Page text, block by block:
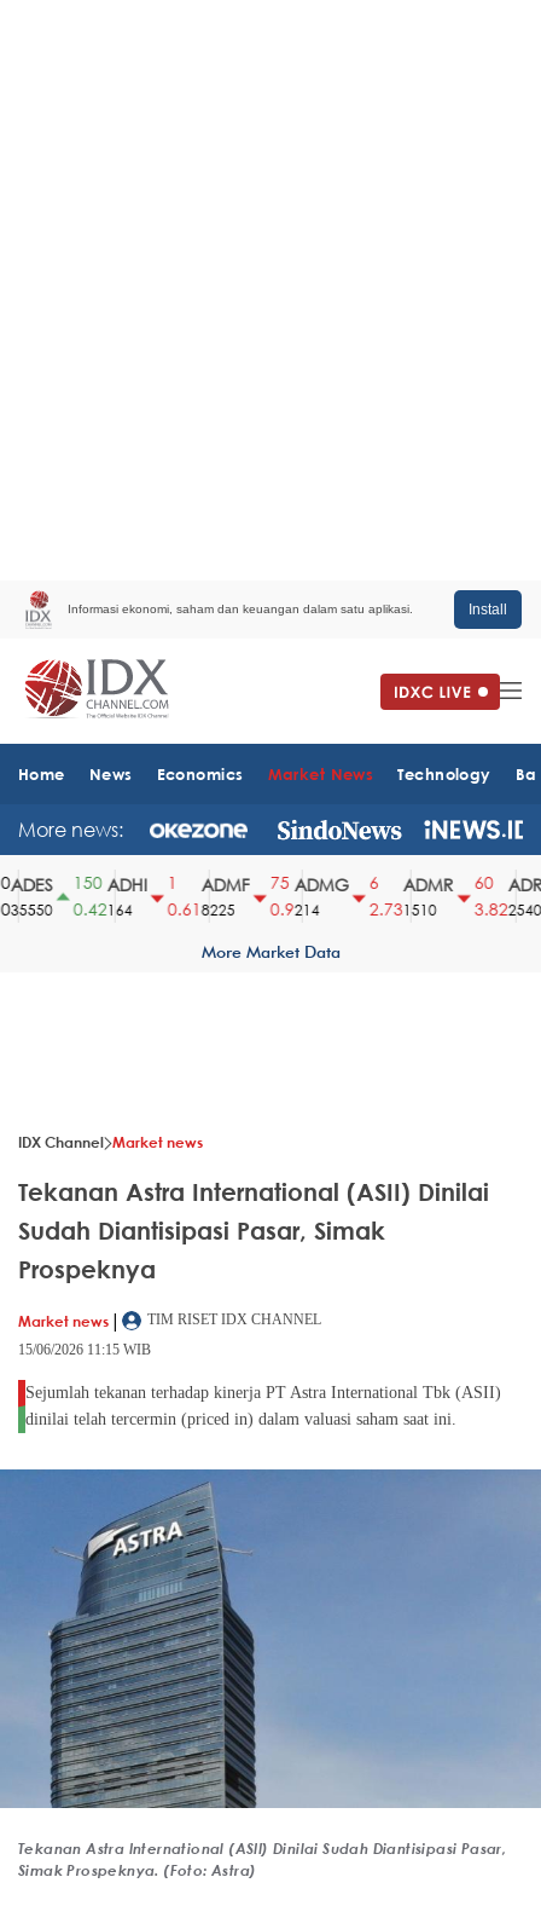
Informasi ekonomi, saham dan keuangan dalam satu aplikasi. Install
Home News Economics Market News Technology
More news:
150
0.42
ADHI
164
0.61
ADMF
8225
75
0.9
ADMG
214
2.73
ADMR
1510
60
3.822540
More Market Data
IDX Channel Market news
Tekanan Astra International (ASII) Dinilai
Sudah Diantisipasi Pasar, Simak
Prospeknya
Market news |
TIM RISET IDX CHANNEL
15/06/2026 11:15 WIB
Sejumlah tekanan terhadap kinerja PT Astra International Tbk (ASII)
dinilai telah tercermin (priced in) dalam valuasi saham saat ini.
Tekanan Astra International (ASII) Dinilai Sudah Diantisipasi Pasar,
Simak Prospeknya. (Foto: Astra)